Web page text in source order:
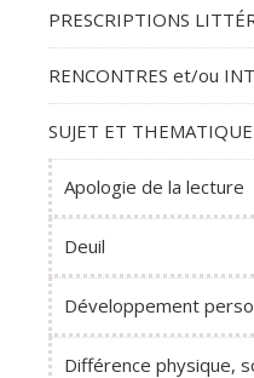
PRESCRIPTIONS
RENCONTRES et/ou
SUJET ET THEMATIQUE
Apologie de la lecture
Deuil
Développement
Différence physique,